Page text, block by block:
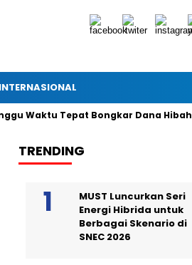
Waktu Tepat Bongkar Dana Hibah
TRENDING
MUST Luncurkan Seri
Energi Hibrida untuk
Berbagai Skenario di
SNEC 2026